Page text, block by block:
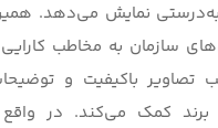
نمایش می‌دهد.
سازمان به مخاطب کارایی
تصاویر باکیفیت و
کمک می‌کند. در